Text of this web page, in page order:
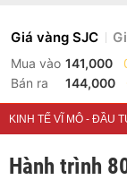
Giá vàng SJC
Mua vào 141,000
Bán ra
144,000
KINH TẾ VĨ MÔ - ĐẦU
Hành trình